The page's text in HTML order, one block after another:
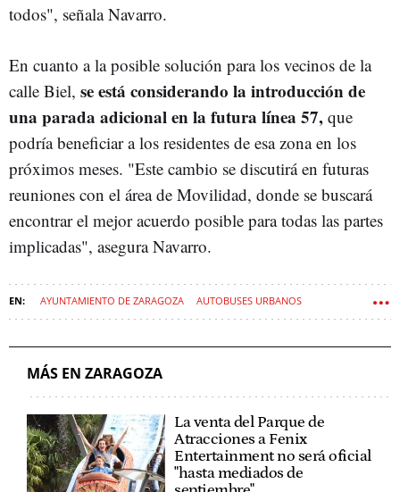
todos", señala Navarro.
En cuanto a la posible solución para los vecinos de la
calle Biel, se está considerando la introducción de
una parada adicional en la futura línea 57, que
podría beneficiar a los residentes de esa zona en los
próximos meses. "Este cambio se discutirá en futuras
reuniones con el área de Movilidad, donde se buscará
encontrar el mejor acuerdo posible para todas las partes
implicadas", asegura Navarro.
AYUNTAMIENTO DE ZARAGOZA AUTOBUSES URBANOS
MÁS EN ZARAGOZA
La venta del Parque de
Atracciones a Fenix
Entertainment no será oficial
"hasta mediados de